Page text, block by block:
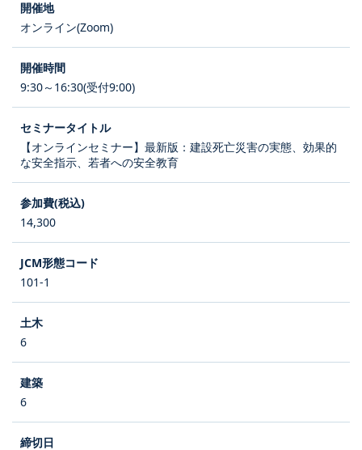
オンライン(Zoom)
9:30～16:30(受付9:00)
【オンラインセミナー】最新版：建設死亡災害の実態、効果的
な安全指示、若者への安全教育
14,300
101-1
6
6